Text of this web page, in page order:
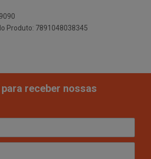
Produto: 7891048038345
receber nossas